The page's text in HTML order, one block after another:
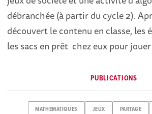
débranchée (à partir du cycle 2).
découvert le contenu en classe, les
les sacs en prêt chez eux pour
PUBLICATIONS
MATHEMATIQUES JEUX PARTAGE